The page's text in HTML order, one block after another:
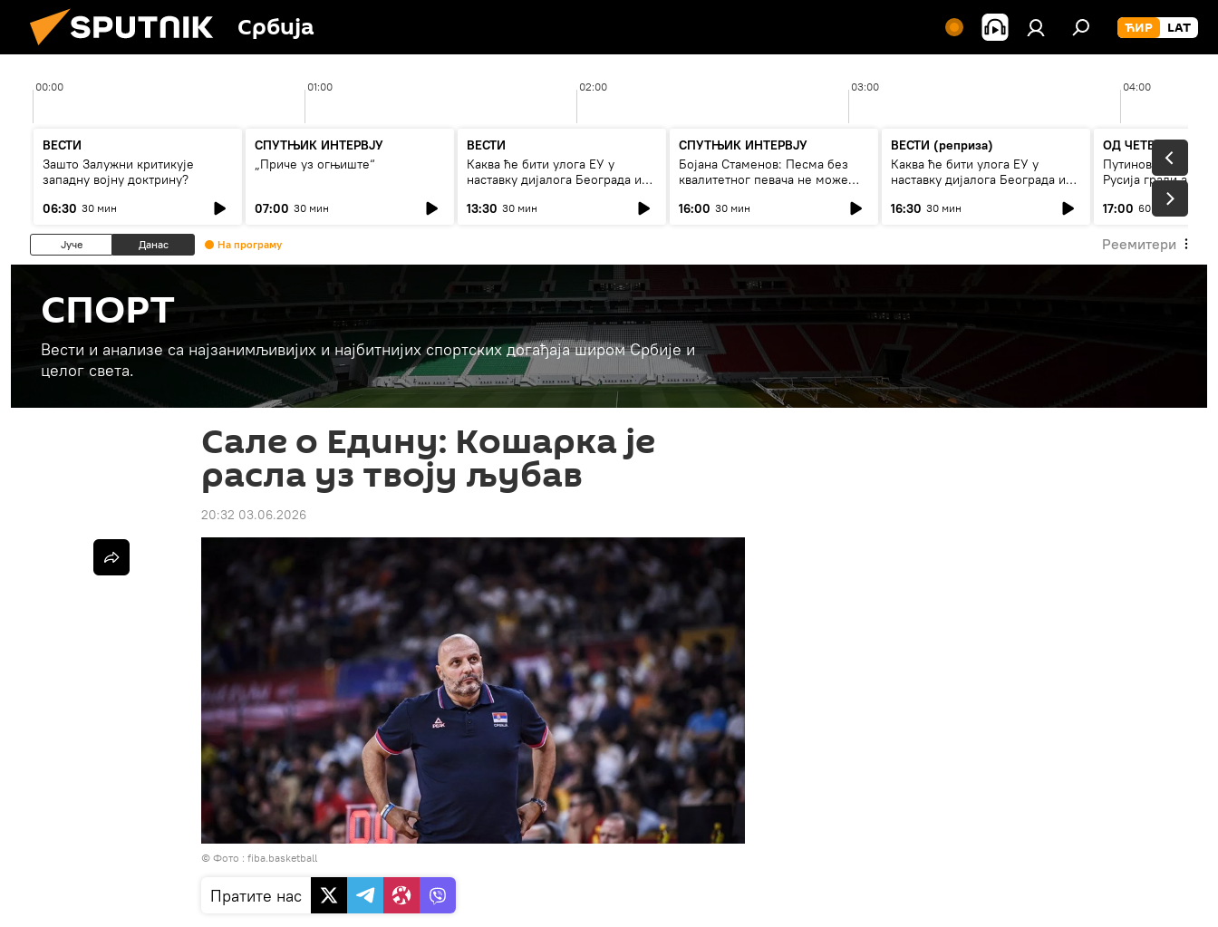
Србија
00:00 01:00 02:00 03:00 04:00
ВЕСТИ
Зашто Залужни критикује
западну војну доктрину?
06:30 30 мин
СПУТЊИК ИНТЕРВЈУ
„Приче уз огњиште“
07:00 30 мин
ВЕСТИ
Каква ће бити улога ЕУ у
наставку дијалога Београда и
13:30 30 мин
СПУТЊИК ИНТЕРВЈУ
Бојана Стаменов: Песма без
квалитетног певача не може
16:00 30 мин
ВЕСТИ (реприза)
Каква ће бити улога ЕУ у
наставку дијалога Београда и
16:30 30 мин
ОД ЧЕТВРТКА ДО
Путинов нови
Русија гради
17:00 60 мин
Јуче Данас На програму Реемитери
СПОРТ
Вести и анализе са најзанимљивијих и најбитнијих спортских догађаја широм Србије и
целог света.
Сале о Едину: Кошарка је
расла уз твоју љубав
20:32 03.06.2026
© Фото : fiba.basketball
Пратите нас